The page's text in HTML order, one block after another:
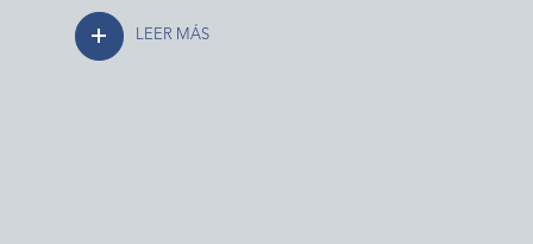
LEER MÁS